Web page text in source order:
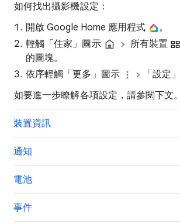
如何找出攝影機設定：
開啟 Google Home 應用程式
。
輕觸「住家」圖示
所有裝置
的圖塊。
依序輕觸「更多」圖示
「設定
如要進一步瞭解各項設定，請參閱下文。
裝置資訊
通知
電池
事件